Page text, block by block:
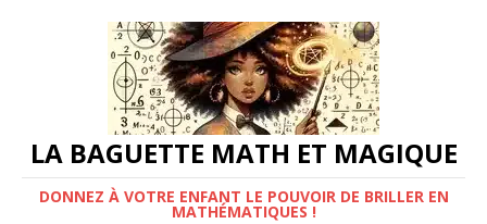
LA BAGUETTE MATH ET MAGIQUE
DONNEZ À VOTRE ENFANT LE POUVOIR DE BRILLER EN
MATHÉMATIQUES !